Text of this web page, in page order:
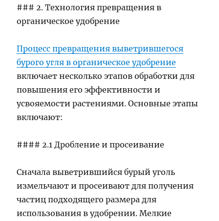
### 2. Технология превращения в
органическое удобрение
Процесс превращения выветрившегося
бурого угля в органическое удобрение
включает несколько этапов обработки для
повышения его эффективности и
усвояемости растениями. Основные этапы
включают:
#### 2.1 Дробление и просеивание
Сначала выветрившийся бурый уголь
измельчают и просеивают для получения
частиц подходящего размера для
использования в удобрении. Мелкие